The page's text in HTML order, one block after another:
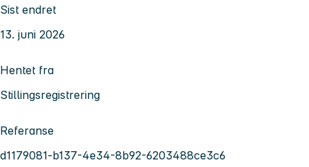
Sist endret
13. juni 2026
Hentet fra
Stillingsregistrering
Referanse
d1179081-b137-4e34-8b92-6203488ce3c6